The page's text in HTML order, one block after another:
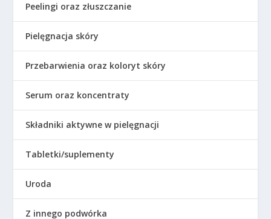
Peelingi oraz złuszczanie
Pielęgnacja skóry
Przebarwienia oraz koloryt skóry
Serum oraz koncentraty
Składniki aktywne w pielęgnacji
Tabletki/suplementy
Uroda
Z innego podwórka